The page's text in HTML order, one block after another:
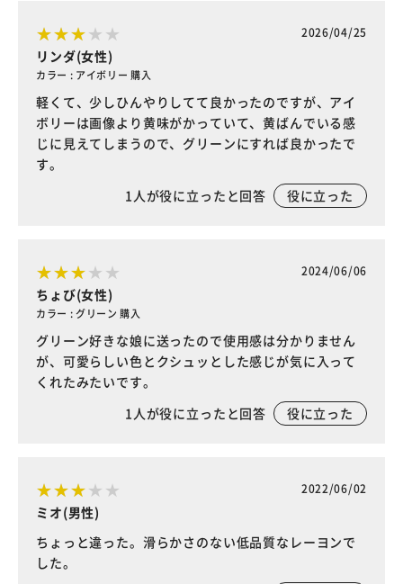
2026/04/25
リンダ(女性)
カラー : アイボリー 購入
軽くて、少しひんやりしてて良かったのですが、アイ
ボリーは画像より黄味がかっていて、黄ばんでいる感
じに見えてしまうので、グリーンにすれば良かったで
す。
1人が役に立ったと回答 役に立った
2024/06/06
ちょび(女性)
カラー : グリーン 購入
グリーン好きな娘に送ったので使用感は分かりません
が、可愛らしい色とクシュッとした感じが気に入って
くれたみたいです。
1人が役に立ったと回答 役に立った
2022/06/02
ミオ(男性)
ちょっと違った。滑らかさのない低品質なレーヨンで
した。